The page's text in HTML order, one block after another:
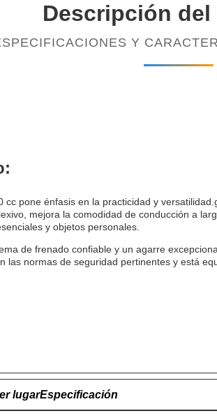
Descripción
Y
pone énfasis en la practicidad y
mejora la comodidad de conducción a
y objetos personales.
de frenado confiable y un agarre
las normas de seguridad pertinentes y está
lugarEspecificación